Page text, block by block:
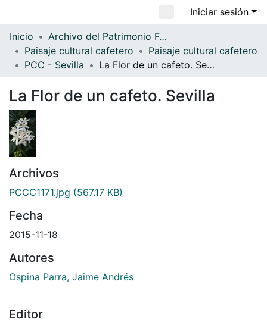
Comunidades
Estadísticas
Paisaje cultural cafetero
Paisaje cultural cafetero
PCC - Sevilla
La Flor de un cafeto. Sevilla
Archivos
PCCC1171.jpg
Fecha
2015-11-18